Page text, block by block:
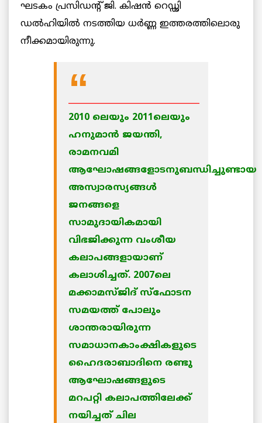
ഘടകം പ്രസിഡന്റ് ജി. കിഷന്‍ റെഡ്ഢി
ഡല്‍ഹിയില്‍ നടത്തിയ ധര്‍ണ്ണ ഇത്തരത്തിലൊരു
നീക്കമായിരുന്നു.
________________________________
2010 ലെയും 2011ലെയും
ഹനുമാന്‍ ജയന്തി,
രാമനവമി
ആഘോഷങ്ങളോടനുബന്ധിച്ചുണ്ടായ
അസ്വാരസ്യങ്ങള്‍
ജനങ്ങളെ
സാമുദായികമായി
വിഭജിക്കുന്ന വംശീയ
കലാപങ്ങളായാണ്
കലാശിച്ചത്. 2007ലെ
മക്കാമസ്ജിദ് സ്‌ഫോടന
സമയത്ത് പോലും
ശാന്തരായിരുന്ന
സമാധാനകാംക്ഷികളുടെ
ഹൈദരാബാദിനെ രണ്ടു
ആഘോഷങ്ങളുടെ
മറപറ്റി കലാപത്തിലേക്ക്
നയിച്ചത് ചില